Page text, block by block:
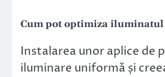
Cum pot optimiza
Instalarea unor aplice de
iluminare uniformă și